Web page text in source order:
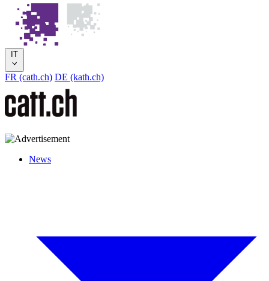
IT
FR (cath.ch) DE (kath.ch)
News